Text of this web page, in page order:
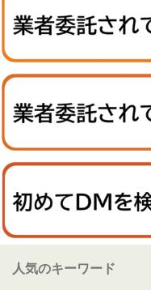
人気のキーワード